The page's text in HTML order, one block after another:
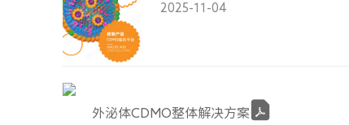
2025-11-04
外泌体CDMO整体解决方案